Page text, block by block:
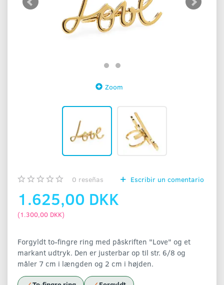
Zoom
0 reseñas Escribir un comentario
1.625,00 DKK
(1.300,00 DKK)
Forgyldt to-fingre ring med påskriften "Love" og et
markant udtryk. Den er justerbar op til str. 6/8 og
måler 7 cm i længden og 2 cm i højden.